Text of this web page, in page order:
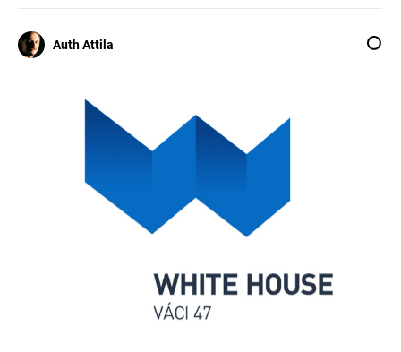
Auth Attila